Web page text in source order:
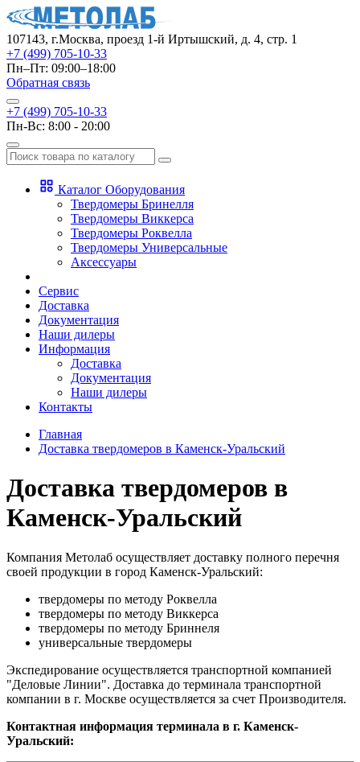
107143, г.Москва, проезд 1-й Иртышский, д. 4, стр. 1
+7 (499) 705-10-33
Пн–Пт: 09:00–18:00
Обратная связь
+7 (499) 705-10-33
Пн-Вс: 8:00 - 20:00
Каталог Оборудования
Твердомеры Бринелля
Твердомеры Виккерса
Твердомеры Роквелла
Твердомеры Универсальные
Аксессуары
Сервис
Доставка
Документация
Наши дилеры
Информация
Доставка
Документация
Наши дилеры
Контакты
Главная
Доставка твердомеров в Каменск-Уральский
Доставка твердомеров в
Каменск-Уральский
Компания Метолаб осуществляет доставку полного перечня
своей продукции в город Каменск-Уральский:
твердомеры по методу Роквелла
твердомеры по методу Виккерса
твердомеры по методу Бриннеля
универсальные твердомеры
Экспедирование осуществляется транспортной компанией
"Деловые Линии". Доставка до терминала транспортной
компании в г. Москве осуществляется за счет Производителя.
Контактная информация терминала в г. Каменск-
Уральский: